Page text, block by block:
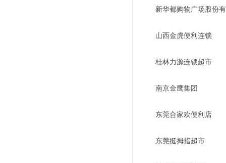
新华都购物广场股份
山西金虎便利连锁
桂林力源连锁超市
南京金鹰集团
东莞合家欢便利店
东莞挺拇指超市